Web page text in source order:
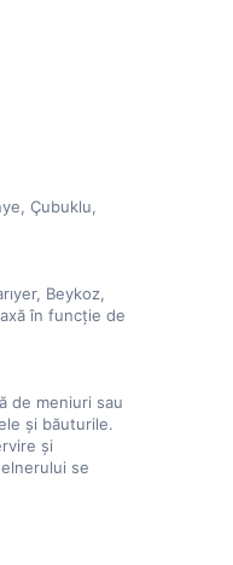
Çubuklu,
Beykoz,
în funcție de
de meniuri sau
și băuturile.
și
se